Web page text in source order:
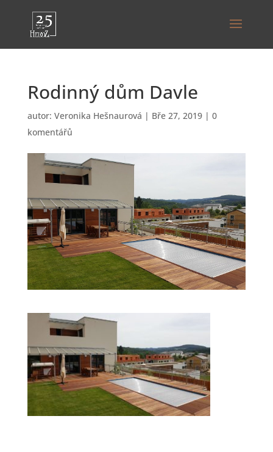
Rodinný dům Davle
autor: Veronika Hešnaurová | Bře 27, 2019| 0
komentářů